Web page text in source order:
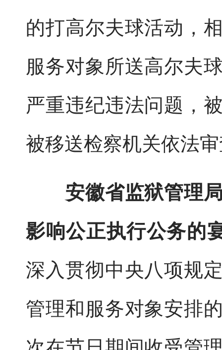
的打高尔夫球活动，
服务对象所送高尔夫
严重违纪违法问题，
被移送检察机关依法
安徽省监狱管理
影响公正执行公务的
深入贯彻中央八项规
管理和服务对象安排